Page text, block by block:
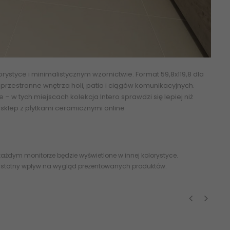
i minimalistycznym wzornictwie. Format 59,8x119,8 dla
wnętrza holi, patio i ciągów komunikacyjnych.
w tych miejscach kolekcja Intero sprawdzi się lepiej niż
z płytkami ceramicznymi online
monitorze będzie wyświetlone w innej kolorystyce.
wpływ na wygląd prezentowanych produktów.